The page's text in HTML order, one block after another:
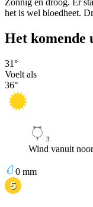
het is wel bloedheet.
Het komende
31°
Voelt als
36°
3
Wind vanuit
0 mm